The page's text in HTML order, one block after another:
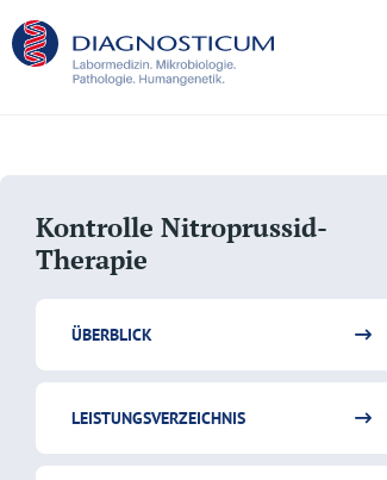
Kontrolle Nitroprussid-
Therapie
ÜBERBLICK
LEISTUNGSVERZEICHNIS